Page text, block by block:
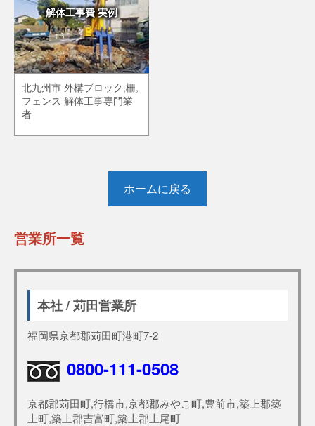
解体工事費 実例
北九州市 外構ブロック,柵,
フェンス 解体工事専門業
者
ホームに戻る
営業所一覧
本社 / 苅田営業所
福岡県京都郡苅田町港町7-2
0800-111-0508
京都郡苅田町,行橋市,京都郡みやこ町,豊前市,築上郡築
上町,築上郡吉富町,築上郡上尾町